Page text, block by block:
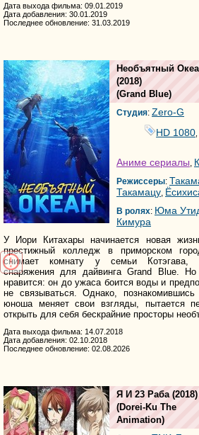
Дата выхода фильма: 09.01.2019
Дата добавления: 30.01.2019
Последнее обновление: 31.03.2019
Необъятный
(2018)
(Grand Blue)
Студия: Zero-G
HD 1080
Аниме сериалы,
Режиссеры:
Такамацу,
В ролях: Юма
Кимура
У Иори Китахары начинается новая
престижный колледж в приморском
снимает комнату у семьи Котэгава,
снаряжения для дайвинга Grand Blue.
нравится: он до ужаса боится воды и
не связываться. Однако,
юноша меняет свои взгляды, пытается
открыть для себя бескрайние просторы
Дата выхода фильма: 14.07.2018
Дата добавления: 02.10.2018
Последнее обновление: 02.08.2026
Я И 23 Раба (2018)
(Dorei-Ku The
Animation)